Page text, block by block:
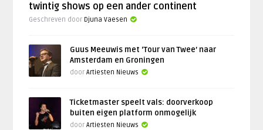
twintig shows op een ander continent
Geschreven door Djuna Vaesen
Guus Meeuwis met ‘Tour van Twee’ naar
Amsterdam en Groningen
doorArtiesten Nieuws
Ticketmaster speelt vals: doorverkoop
buiten eigen platform onmogelijk
doorArtiesten Nieuws